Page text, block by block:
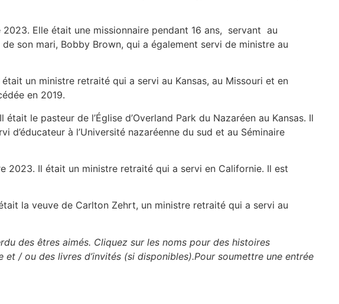
2023. Elle était une missionnaire pendant 16 ans, servant au
son mari, Bobby Brown, qui a également servi de ministre au
un ministre retraité qui a servi au Kansas, au Missouri et en
en 2019.
le pasteur de l’Église d’Overland Park du Nazaréen au Kansas. Il
à l’Université nazaréenne du sud et au Séminaire
2023. Il était un ministre retraité qui a servi en Californie. Il est
la veuve de Carlton Zehrt, un ministre retraité qui a servi au
des êtres aimés. Cliquez sur les noms pour des histoires
/ ou des livres d’invités (si disponibles).Pour soumettre une entrée